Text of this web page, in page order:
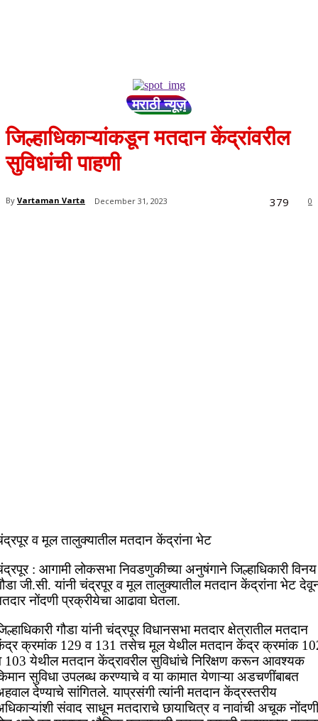
मराठी न्यूज़
जिल्हाधिकाऱ्यांकडून मतदान केंद्रांवरील
सुविधांची पाहणी
By Vartaman Varta December 31, 2023 0
379
व मूल तालुक्यातील मतदान केंद्रांना भेट
: आगामी लोकसभा निवडणुकीच्या अनुषंगाने जिल्हाधिकारी विनय
जी.सी. यांनी चंद्रपूर व मूल तालुक्यातील मतदान केंद्रांना भेट
नोंदणी प्रक्रीयेचा आढावा घेतला.
गौडा यांनी चंद्रपूर विधानसभा मतदार क्षेत्रातील मतदान
क्रमांक 129 व 131 तसेच मूल येथील मतदान केंद्र क्रमांक
103 येथील मतदान केंद्रावरील सुविधांचे निरिक्षण करून आवश्यक
सुविधा उपलब्ध करण्याचे व या कामात येणाऱ्या अडचणींबाबत
देण्याचे सांगितले. याप्रसंगी त्यांनी मतदान केंद्रस्तरीय
संवाद साधून मतदाराचे छायाचित्र व नावांची अचूक नोंदणी